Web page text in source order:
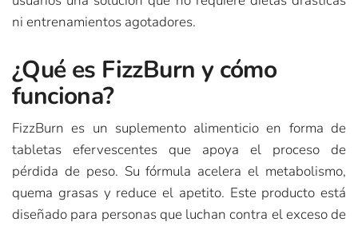
ni entrenamientos agotadores.
¿Qué es FizzBurn y cómo
funciona?
FizzBurn es un suplemento alimenticio en forma de
tabletas efervescentes que apoya el proceso de
pérdida de peso. Su fórmula acelera el metabolismo,
quema grasas y reduce el apetito. Este producto está
diseñado para personas que luchan contra el exceso de